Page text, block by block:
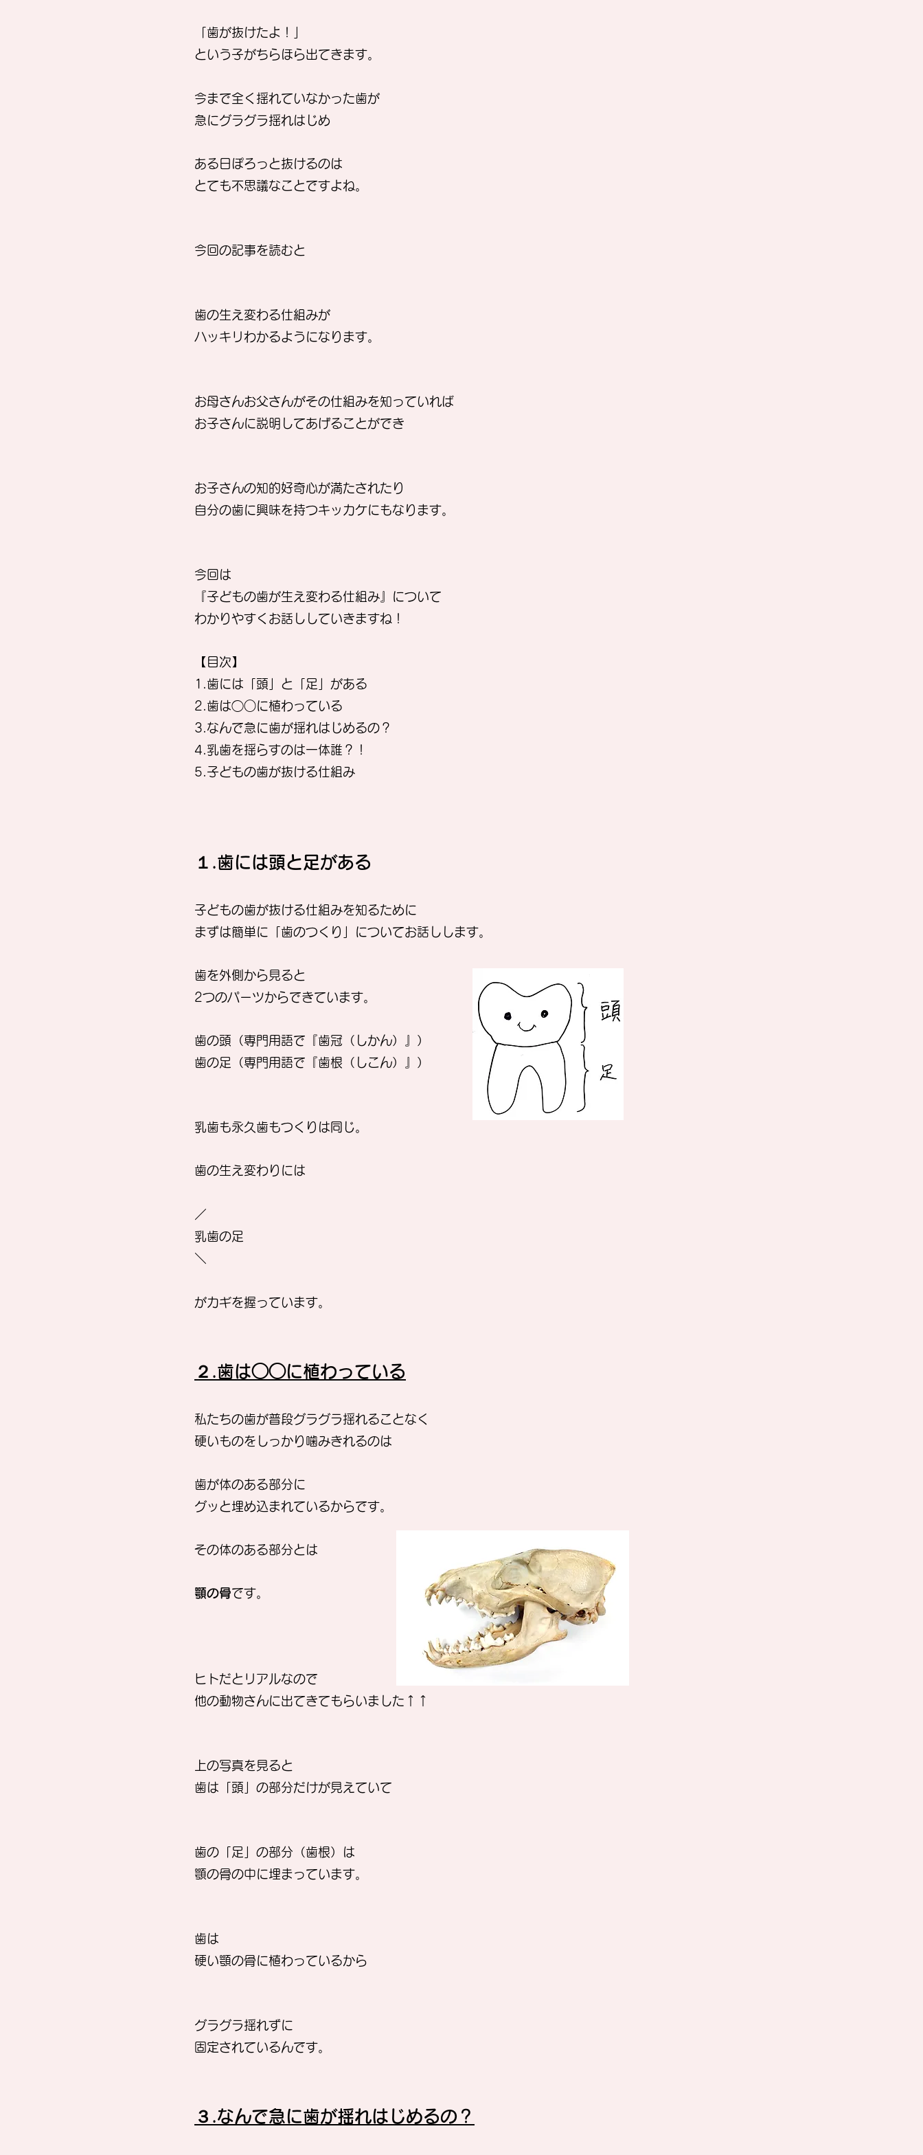
「歯が抜けたよ！」
という子がちらほら出てきます。
今まで全く揺れていなかった歯が
急にグラグラ揺れはじめ
ある日ぽろっと抜けるのは
とても不思議なことですよね。
今回の記事を読むと
歯の生え変わる仕組みが
ハッキリわかるようになります。
お母さんお父さんがその仕組みを知っていれば
お子さんに説明してあげることができ
お子さんの知的好奇心が満たされたり
自分の歯に興味を持つキッカケにもなります。
今回は
『子どもの歯が生え変わる仕組み』について
わかりやすくお話ししていきますね！
【目次】
1.歯には「頭」と「足」がある
2.歯は◯○に植わっている
3.なんで急に歯が揺れはじめるの？
4.乳歯を揺らすのは一体誰？！
5.子どもの歯が抜ける仕組み
１.歯には頭と足がある
子どもの歯が抜ける仕組みを知るために
まずは簡単に「歯のつくり」についてお話しします。
歯を外側から見ると
2つのパーツからできています。
歯の頭（専門用語で『歯冠（しかん）』）
歯の足（専門用語で『歯根（しこん）』）
乳歯も永久歯もつくりは同じ。
歯の生え変わりには
／
乳歯の足
＼
がカギを握っています。
２.歯は◯◯に植わっている
私たちの歯が普段グラグラ揺れることなく
硬いものをしっかり噛みきれるのは
歯が体のある部分に
グッと埋め込まれているからです。
その体のある部分と は
顎の骨です。
ヒトだとリアルなので
他の動物さんに出てきてもらいました↑↑
上の写真を見ると
歯は「頭」の部分だけが見えていて
歯の「足」の部分（歯根）は
顎の骨の中に埋まっています。
歯は
硬い顎の骨に植わっているから
グラグラ揺れずに
固定されているんです。
３.なんで急に歯が揺れはじめるの？